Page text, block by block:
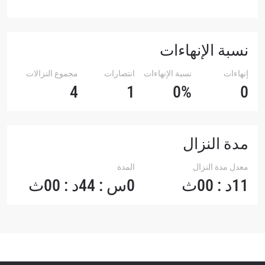
نسبة الإنهاءات
إنهاءات
0
نسبة الإنهاءات
0%
انتصارات
1
مجموع النزالات
4
مدة النزال
معدل مدة النزال
11د : 00ث
المدة
0س : 44د : 00ث